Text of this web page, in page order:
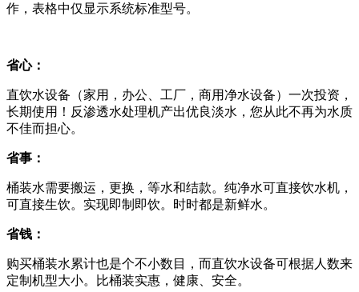
作，表格中仅显示系统标准型号。
省心：
直饮水设备（家用，办公、工厂，商用净水设备）一次投资，
长期使用！反渗透水处理机产出优良淡水，您从此不再为水质
不佳而担心。
省事：
桶装水需要搬运，更换，等水和结款。纯净水可直接饮水机，
可直接生饮。实现即制即饮。时时都是新鲜水。
省钱：
购买桶装水累计也是个不小数目，而直饮水设备可根据人数来
定制机型大小。比桶装实惠，健康、安全。